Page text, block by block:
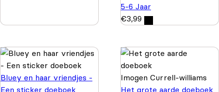
5-6 Jaar
€3,99
Bluey en haar vriendjes -
Een sticker doeboek
Imogen Currell-williams
Het grote aarde doeboek